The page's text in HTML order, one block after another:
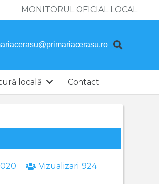
MONITORUL OFICIAL LOCAL
locală Contact
Vizualizari:924